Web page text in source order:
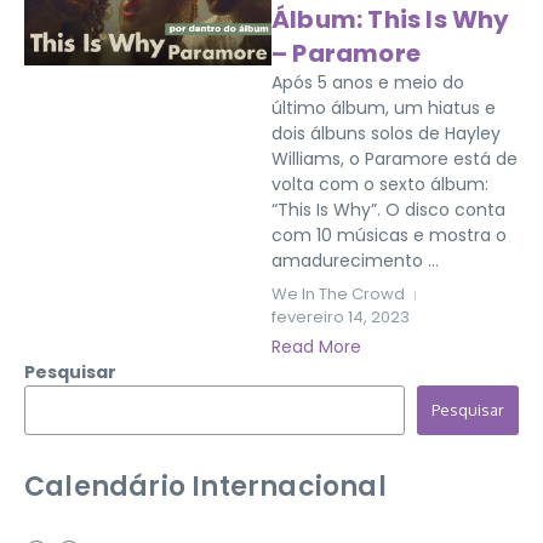
Álbum: This Is Why
– Paramore
Após 5 anos e meio do
último álbum, um hiatus e
dois álbuns solos de Hayley
Williams, o Paramore está de
volta com o sexto álbum:
“This Is Why”. O disco conta
com 10 músicas e mostra o
amadurecimento ...
We In The Crowd
fevereiro 14, 2023
Read More
Pesquisar
Pesquisar
Calendário Internacional